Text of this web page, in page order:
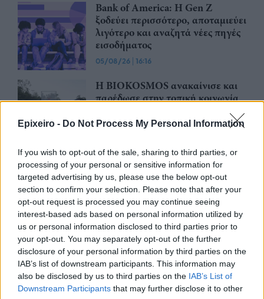
Epixeiro - Do Not Process My Personal Information
If you wish to opt-out of the sale, sharing to third parties, or
processing of your personal or sensitive information for
targeted advertising by us, please use the below opt-out
section to confirm your selection. Please note that after your
opt-out request is processed you may continue seeing
interest-based ads based on personal information utilized by
us or personal information disclosed to third parties prior to
your opt-out. You may separately opt-out of the further
disclosure of your personal information by third parties on the
IAB’s list of downstream participants. This information may
also be disclosed by us to third parties on the IAB’s List of
Downstream Participants that may further disclose it to other
Bank of America: Η Gen Z
ξoδεύει περισσότερο, αποταμιεύει
λιγότερο και αναζητά νέες πηγές
εισοδήματος
05/08/26 | 16:16
Η BIOKOSMOS ανακαίνισε και
παρέδωσε στην τοπική κοινωνία
Πλάτανο Ναυπακτίας
Έρχεται στην Αθήνα η Ιατρική
Σχολή του βρετανικού Keele -
Έναρξη λειτουργίας τον
Οκτώβριο 2026
04/08/26|17:01
Ολοκληρώθηκε το «Youth’s
Financial Literacy» της Πειραιώς
σε συνεργασία με το The Tipping
Point - Συμμετείχαν 2.589
μαθητές ανά την Ελλάδα